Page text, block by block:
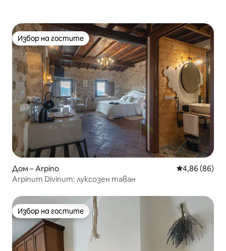
Избор на гостите
Избор на гостите
Дом – Arpino Средна
4,86 (86)
Arpinum Divinum: луксозен таван
Избор на гостите
Избор на гостите